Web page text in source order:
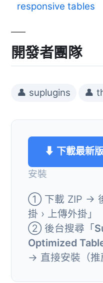
responsive tables
開發者團隊
👤 suplugins 👤
⬇ 下載最新
安裝
① 下載 ZIP →
掛 › 上傳外掛」
② 後台搜尋「
Optimized
→ 直接安裝（推